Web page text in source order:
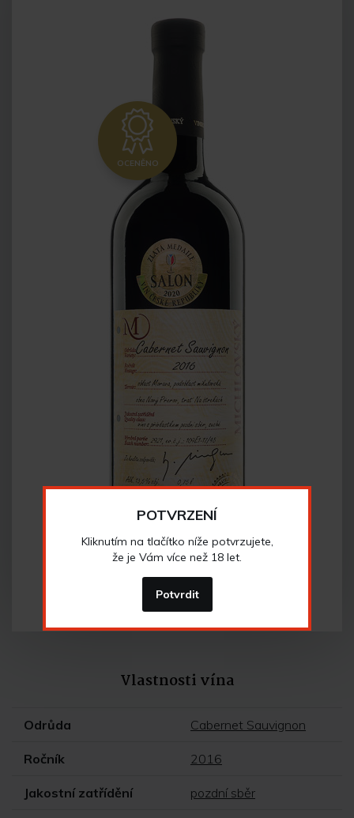
OCENĚNO
Vlastnosti vína
Odrůda Cabernet Sauvignon
Ročník 2016
Jakostní zatřídění pozdní sběr
POTVRZENÍ
Kliknutím na tlačítko níže potvrzujete,
že je Vám více než 18 let.
Potvrdit